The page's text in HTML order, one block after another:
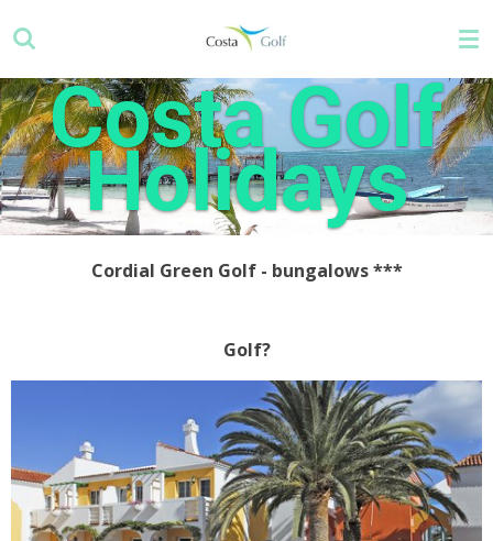
Hauptinhalt
springenCosta Golf
Holidays
Cordial Green Golf - bungalows***
Golf?